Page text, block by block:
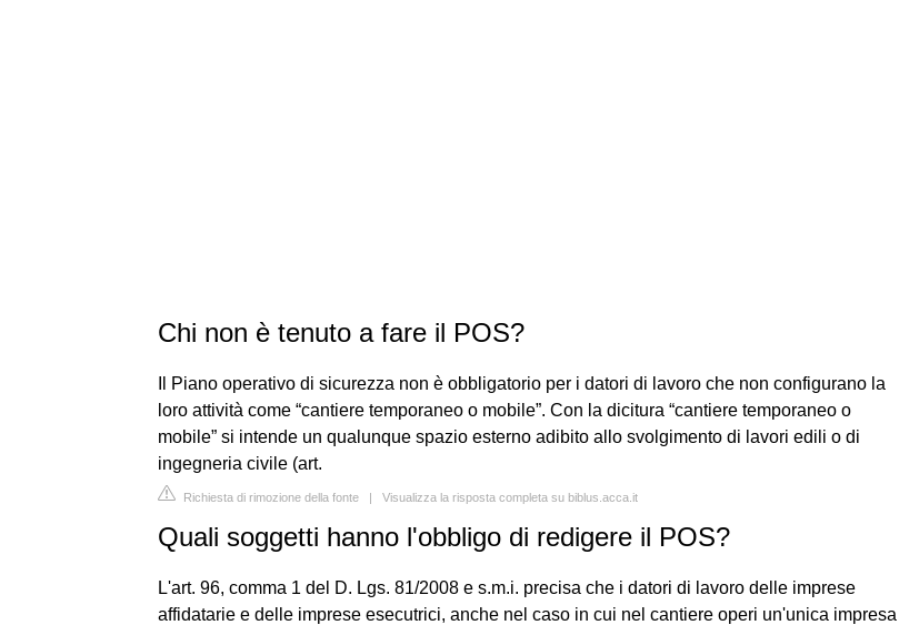
Chi non è tenuto a fare il POS?
Il Piano operativo di sicurezza non è obbligatorio per i datori di lavoro che non configurano la
loro attività come “cantiere temporaneo o mobile”. Con la dicitura “cantiere temporaneo o
mobile” si intende un qualunque spazio esterno adibito allo svolgimento di lavori edili o di
ingegneria civile (art.
Richiesta di rimozione della fonte | Visualizza la risposta completa su biblus.acca.it
Quali soggetti hanno l'obbligo di redigere il POS?
L'art. 96, comma 1 del D. Lgs. 81/2008 e s.m.i. precisa che i datori di lavoro delle imprese
affidatarie e delle imprese esecutrici, anche nel caso in cui nel cantiere operi un'unica impresa